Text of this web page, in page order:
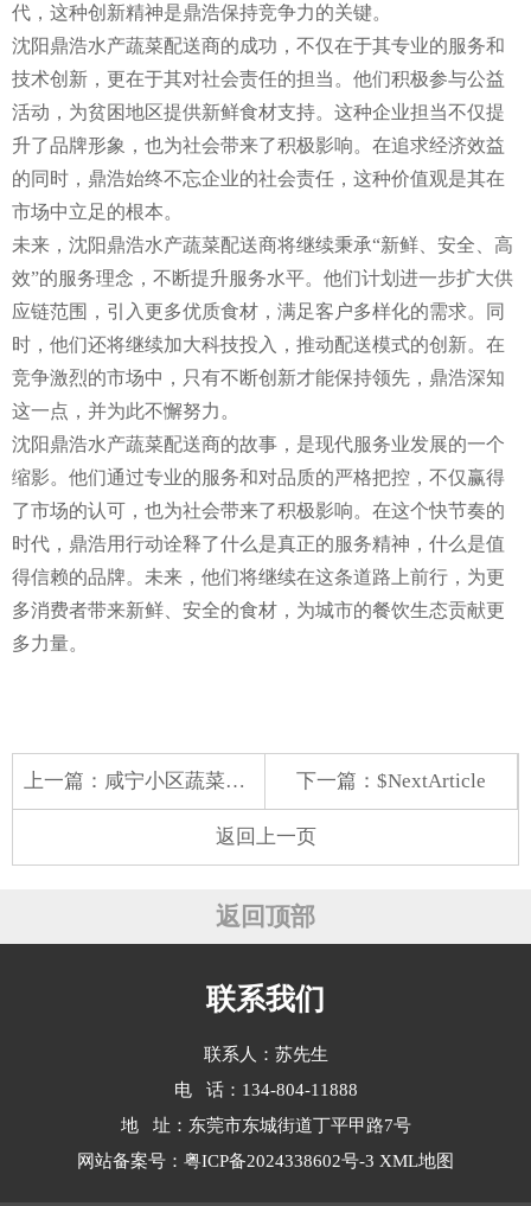
代，这种创新精神是鼎浩保持竞争力的关键。
沈阳鼎浩水产蔬菜配送商的成功，不仅在于其专业的服务和
技术创新，更在于其对社会责任的担当。他们积极参与公益
活动，为贫困地区提供新鲜食材支持。这种企业担当不仅提
升了品牌形象，也为社会带来了积极影响。在追求经济效益
的同时，鼎浩始终不忘企业的社会责任，这种价值观是其在
市场中立足的根本。
未来，沈阳鼎浩水产蔬菜配送商将继续秉承“新鲜、安全、高
效”的服务理念，不断提升服务水平。他们计划进一步扩大供
应链范围，引入更多优质食材，满足客户多样化的需求。同
时，他们还将继续加大科技投入，推动配送模式的创新。在
竞争激烈的市场中，只有不断创新才能保持领先，鼎浩深知
这一点，并为此不懈努力。
沈阳鼎浩水产蔬菜配送商的故事，是现代服务业发展的一个
缩影。他们通过专业的服务和对品质的严格把控，不仅赢得
了市场的认可，也为社会带来了积极影响。在这个快节奏的
时代，鼎浩用行动诠释了什么是真正的服务精神，什么是值
得信赖的品牌。未来，他们将继续在这条道路上前行，为更
多消费者带来新鲜、安全的食材，为城市的餐饮生态贡献更
多力量。
上一篇： 咸宁小区蔬菜配送供应商 下一篇：$NextArticle
返回上一页
返回顶部
联系我们
联系人：苏先生
电 话：134-804-11888
地 址：东莞市东城街道丁平甲路7号
网站备案号： 粤ICP备2024338602号-3 XML地图